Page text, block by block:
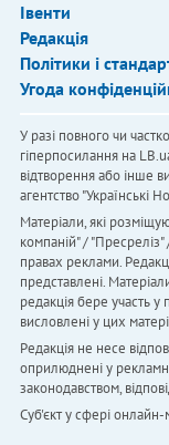
Івенти
Редакція
Політики і
Угода
У разі повного чи
гіперпосилання на
відтворення або інше
агентство "Українськi
Матеріали, які
компаній" /
правах реклами.
представлені.
редакція бере участь у
висловлені у цих
Редакція не несе
оприлюднені у
законодавством,
Cуб'єкт у сфері